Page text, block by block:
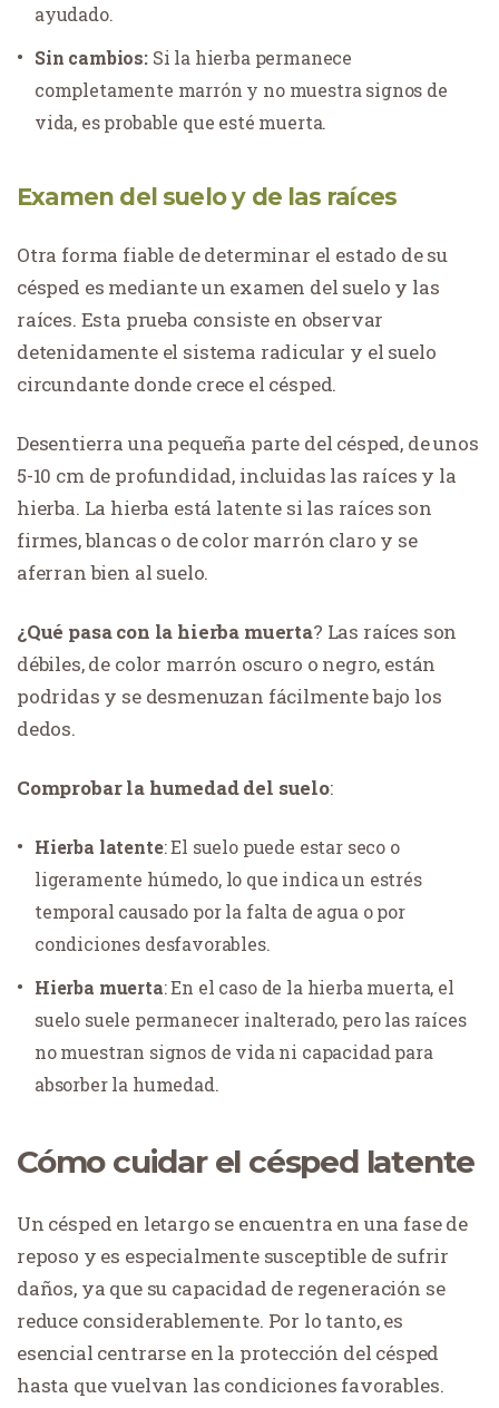
ayudado.
Sin cambios:Si la hierba permanece
completamente marrón y no muestra signos de
vida, es probable que esté muerta.
Examen del suelo y de las raíces
Otra forma fiable de determinar el estado de su
césped es mediante un examen del suelo y las
raíces. Esta prueba consiste en observar
detenidamente el sistema radicular y el suelo
circundante donde crece el césped.
Desentierra una pequeña parte del césped, de unos
5-10 cm de profundidad, incluidas las raíces y la
hierba. La hierba está latente si las raíces son
firmes, blancas o de color marrón claro y se
aferran bien al suelo.
¿Qué pasa con la hierba muerta? Las raíces son
débiles, de color marrón oscuro o negro, están
podridas y se desmenuzan fácilmente bajo los
dedos.
Comprobar la humedad del suelo:
Hierba latente: El suelo puede estar seco o
ligeramente húmedo, lo que indica un estrés
temporal causado por la falta de agua o por
condiciones desfavorables.
Hierba muerta: En el caso de la hierba muerta, el
suelo suele permanecer inalterado, pero las raíces
no muestran signos de vida ni capacidad para
absorber la humedad.
Cómo cuidar el césped latente
Un césped en letargo se encuentra en una fase de
reposo y es especialmente susceptible de sufrir
daños, ya que su capacidad de regeneración se
reduce considerablemente. Por lo tanto, es
esencial centrarse en la protección del césped
hasta que vuelvan las condiciones favorables.